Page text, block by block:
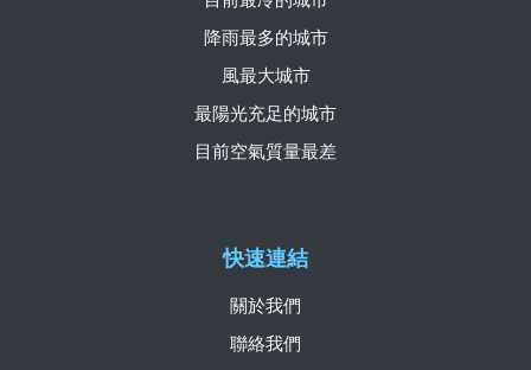
快速連結
關於我們
聯絡我們
降雨最多的城市
風最大城市
最陽光充足的城市
目前空氣質量最差